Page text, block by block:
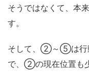
そうではなくて、本
す。
そして、②～⑤は行
で、②の現在位置も